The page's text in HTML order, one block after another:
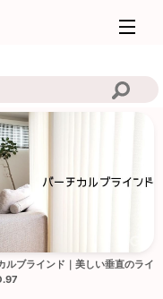
ルブラインド｜美しい垂直のライ